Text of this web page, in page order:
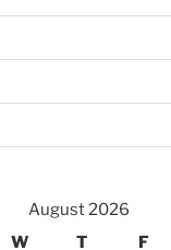
August 2026
W T F